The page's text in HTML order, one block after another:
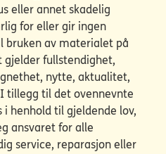
eller annet skadelig
for eller gir ingen
bruken av materialet på
fullstendighet,
nytte, aktualitet,
tillegg til det ovennevnte
henhold til gjeldende lov,
ansvaret for alle
service, reparasjon eller